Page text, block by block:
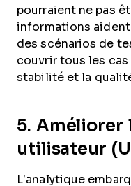
pourraient ne pas
informations
des scénarios de
couvrir tous les
stabilité et la
5. Améliorer
utilisateur
L’analytique